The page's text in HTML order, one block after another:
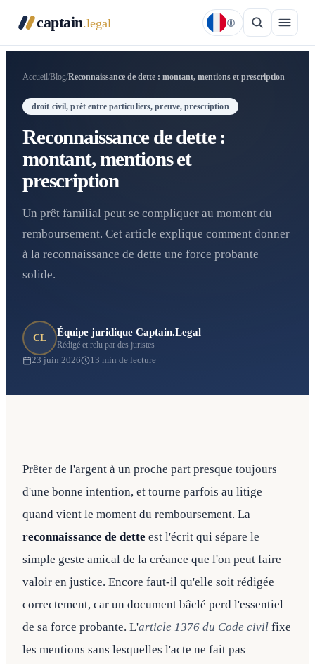
captain.legal
Accueil/Blog/Reconnaissance de dette : montant, mentions et prescription
droit civil, prêt entre particuliers, preuve, prescription
Reconnaissance de dette :
montant, mentions et
prescription
Un prêt familial peut se compliquer au moment du
remboursement. Cet article explique comment donner
à la reconnaissance de dette une force probante
solide.
CL
Équipe juridique Captain.Legal
Rédigé et relu par des juristes
23 juin 2026
13 min de lecture
Prêter de l'argent à un proche part presque toujours
d'une bonne intention, et tourne parfois au litige
quand vient le moment du remboursement. La
reconnaissance de dette est l'écrit qui sépare le
simple geste amical de la créance que l'on peut faire
valoir en justice. Encore faut-il qu'elle soit rédigée
correctement, car un document bâclé perd l'essentiel
de sa force probante. L'article 1376 du Code civil fixe
les mentions sans lesquelles l'acte ne fait pas